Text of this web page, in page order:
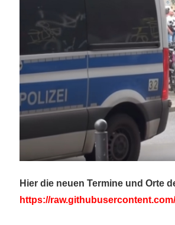
Hier die neuen Termine und Orte
https://